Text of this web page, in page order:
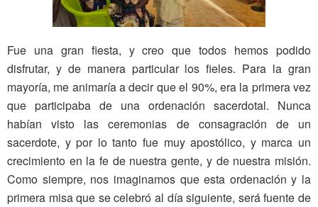
Fue una gran fiesta, y creo que todos hemos podido
disfrutar, y de manera particular los fieles. Para la gran
mayoría, me animaría a decir que el 90%, era la primera vez
que participaba de una ordenación sacerdotal. Nunca
habían visto las ceremonias de consagración de un
sacerdote, y por lo tanto fue muy apostólico, y marca un
crecimiento en la fe de nuestra gente, y de nuestra misión.
Como siempre, nos imaginamos que esta ordenación y la
primera misa que se celebró al día siguiente, será fuente de